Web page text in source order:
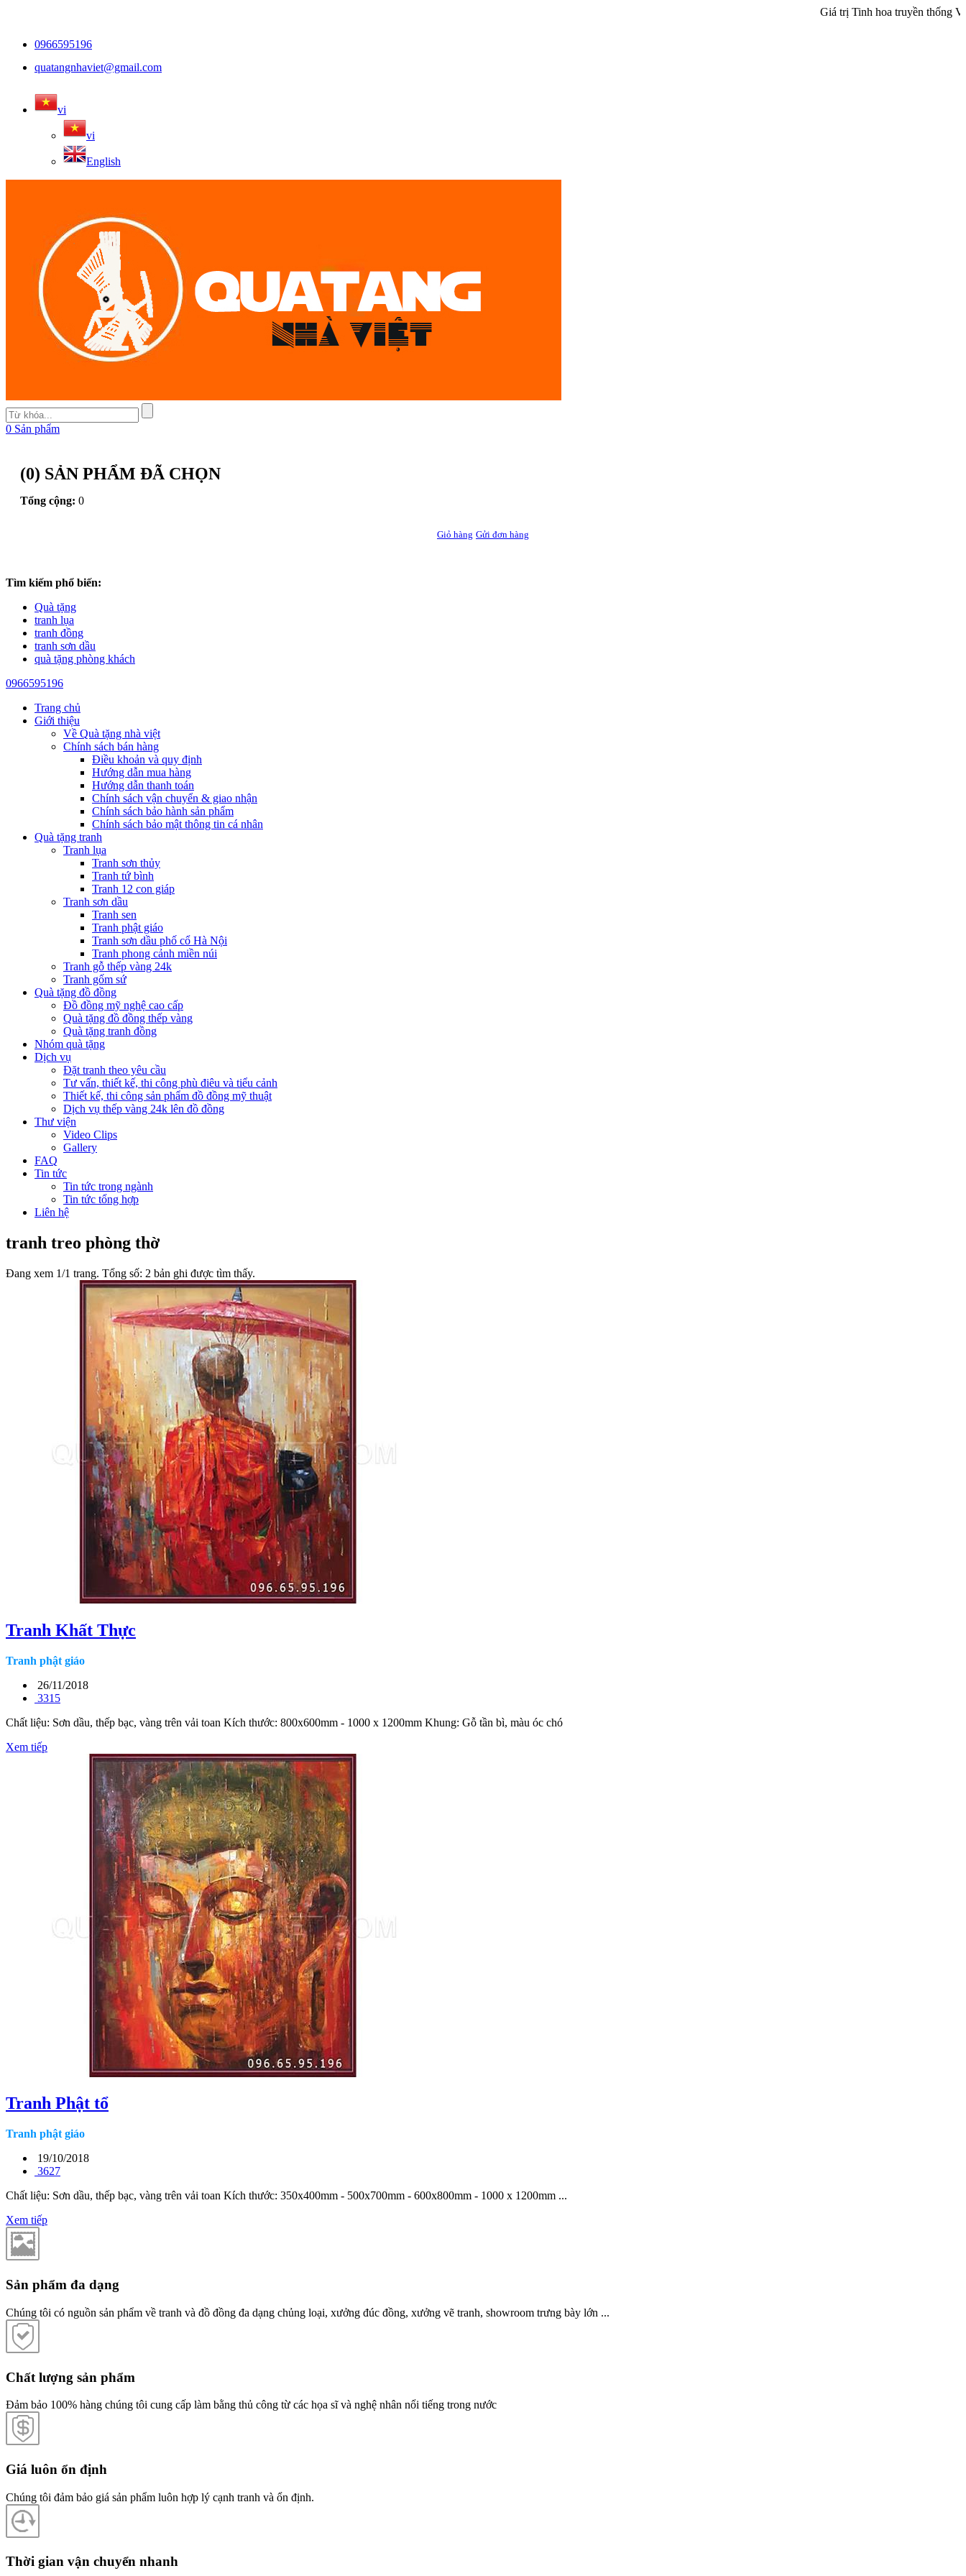
Giá trị Tinh hoa truyền thống Việt
0966595196
quatangnhaviet@gmail.com
vi
vi
English
0 Sản phẩm
(0) SẢN PHẨM ĐÃ CHỌN
Tổng cộng: 0
Giỏ hàng Gửi đơn hàng
Tìm kiếm phổ biến:
Quà tặng
tranh lụa
tranh đồng
tranh sơn dầu
quà tặng phòng khách
0966595196
Trang chủ
Giới thiệu
Về Quà tặng nhà việt
Chính sách bán hàng
Điều khoản và quy định
Hướng dẫn mua hàng
Hướng dẫn thanh toán
Chính sách vận chuyển & giao nhận
Chính sách bảo hành sản phẩm
Chính sách bảo mật thông tin cá nhân
Quà tặng tranh
Tranh lụa
Tranh sơn thủy
Tranh tứ bình
Tranh 12 con giáp
Tranh sơn dầu
Tranh sen
Tranh phật giáo
Tranh sơn dầu phố cổ Hà Nội
Tranh phong cảnh miền núi
Tranh gỗ thếp vàng 24k
Tranh gốm sứ
Quà tặng đồ đồng
Đồ đồng mỹ nghệ cao cấp
Quà tặng đồ đồng thếp vàng
Quà tặng tranh đồng
Nhóm quà tặng
Dịch vụ
Đặt tranh theo yêu cầu
Tư vấn, thiết kế, thi công phù điêu và tiểu cảnh
Thiết kế, thi công sản phẩm đồ đồng mỹ thuật
Dịch vụ thếp vàng 24k lên đồ đồng
Thư viện
Video Clips
Gallery
FAQ
Tin tức
Tin tức trong ngành
Tin tức tổng hợp
Liên hệ
tranh treo phòng thờ
Đang xem 1/1 trang. Tổng số: 2 bản ghi được tìm thấy.
Tranh Khất Thực
Tranh phật giáo
26/11/2018
3315
Chất liệu: Sơn dầu, thếp bạc, vàng trên vải toan Kích thước: 800x600mm - 1000 x 1200mm Khung: Gỗ tần bì, màu óc chó
Xem tiếp
Tranh Phật tổ
Tranh phật giáo
19/10/2018
3627
Chất liệu: Sơn dầu, thếp bạc, vàng trên vải toan Kích thước: 350x400mm - 500x700mm - 600x800mm - 1000 x 1200mm ...
Xem tiếp
Sản phẩm đa dạng
Chúng tôi có nguồn sản phẩm về tranh và đồ đồng đa dạng chủng loại, xưởng đúc đồng, xưởng vẽ tranh, showroom trưng bày lớn ...
Chất lượng sản phẩm
Đảm bảo 100% hàng chúng tôi cung cấp làm bằng thủ công từ các họa sĩ và nghệ nhân nổi tiếng trong nước
Giá luôn ổn định
Chúng tôi đảm bảo giá sản phẩm luôn hợp lý cạnh tranh và ổn định.
Thời gian vận chuyển nhanh